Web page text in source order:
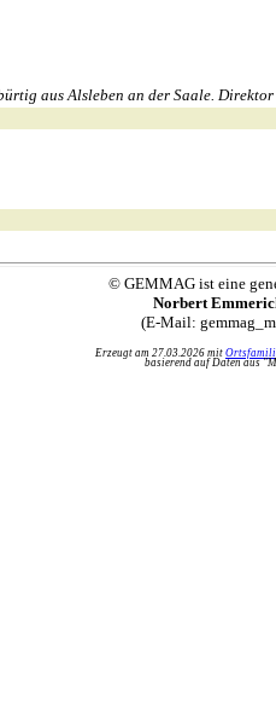
aus Alsleben an der Saale.
© GEMMAG ist eine
Norbert
(E-Mail:
Erzeugt am 27.03.2026 mit
basierend auf Daten aus